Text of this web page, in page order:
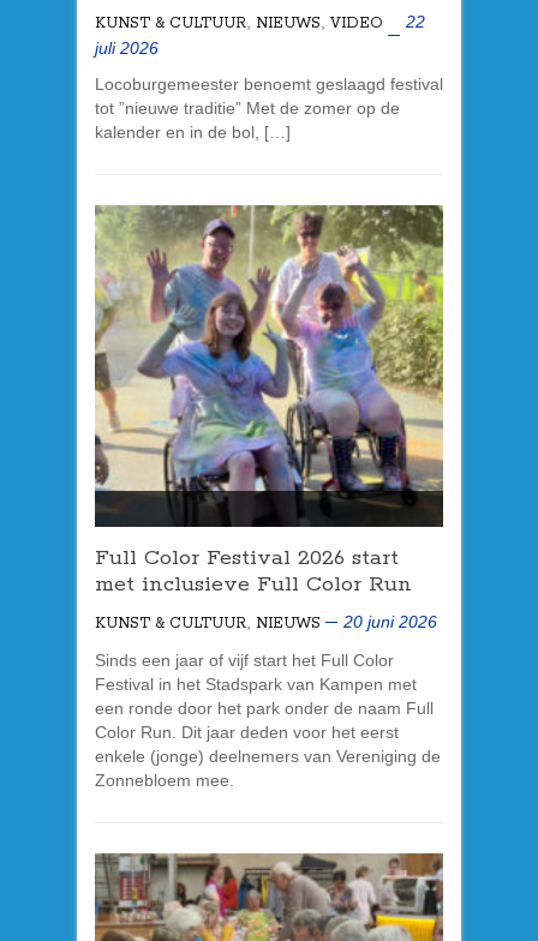
KUNST & CULTUUR, NIEUWS, VIDEO
22
juli 2026
Locoburgemeester benoemt geslaagd festival
tot ”nieuwe traditie” Met de zomer op de
kalender en in de bol, […]
Full Color Festival 2026 start
met inclusieve Full Color Run
KUNST & CULTUUR NIEUWS
20 juni 2026
Sinds een jaar of vijf start het Full Color
Festival in het Stadspark van Kampen met
een ronde door het park onder de naam Full
Color Run. Dit jaar deden voor het eerst
enkele (jonge) deelnemers van Vereniging de
Zonnebloem mee.